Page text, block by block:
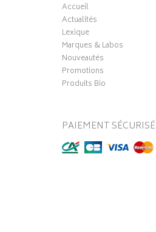
Accueil
Actualités
Lexique
Marques & Labos
Nouveautés
Promotions
Produits Bio
PAIEMENT SÉCURISÉ